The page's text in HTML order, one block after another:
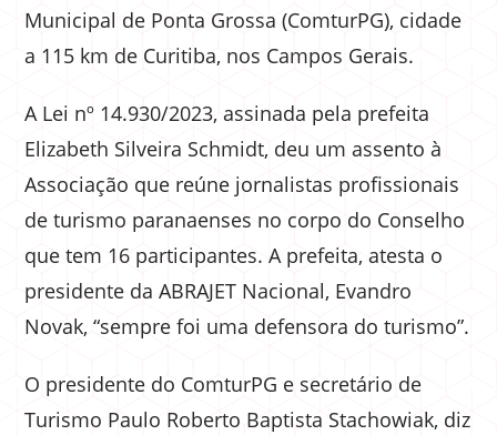
Municipal de Ponta Grossa (ComturPG), cidade
a 115 km de Curitiba, nos Campos Gerais.
A Lei nº 14.930/2023, assinada pela prefeita
Elizabeth Silveira Schmidt, deu um assento à
Associação que reúne jornalistas profissionais
de turismo paranaenses no corpo do Conselho
que tem 16 participantes. A prefeita, atesta o
presidente da ABRAJET Nacional, Evandro
Novak, “sempre foi uma defensora do turismo”.
O presidente do ComturPG e secretário de
Turismo Paulo Roberto Baptista Stachowiak, diz